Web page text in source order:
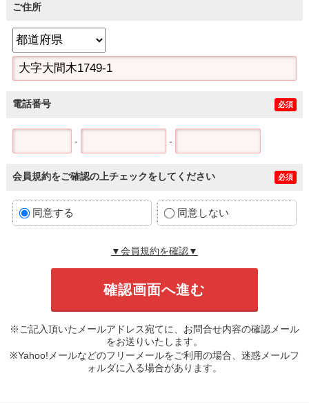
ご住所
電話番号 必須
- -
会員規約をご確認の上チェックをしてください 必須
同意する 同意しない
▼会員規約を確認▼
※ご記入頂いたメールアドレス宛てに、お問合せ内容の確認メール
をお送りいたします。
※Yahoo!メールなどのフリーメールをご利用の場合、迷惑メールフ
ォルダに入る場合があります。